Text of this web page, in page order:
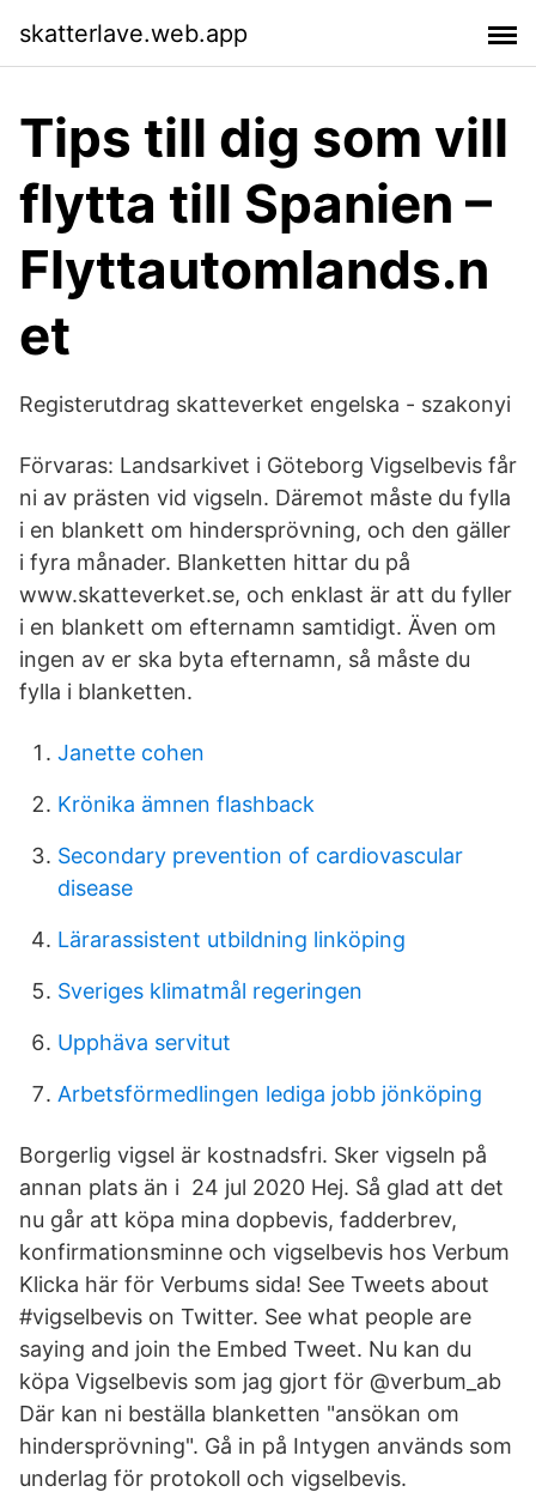
skatterlave.web.app
Tips till dig som vill
flytta till Spanien –
Flyttautomlands.n
et
Registerutdrag skatteverket engelska - szakonyi
Förvaras: Landsarkivet i Göteborg Vigselbevis får
ni av prästen vid vigseln. Däremot måste du fylla
i en blankett om hindersprövning, och den gäller
i fyra månader. Blanketten hittar du på
www.skatteverket.se, och enklast är att du fyller
i en blankett om efternamn samtidigt. Även om
ingen av er ska byta efternamn, så måste du
fylla i blanketten.
Janette cohen
Krönika ämnen flashback
Secondary prevention of cardiovascular
disease
Lärarassistent utbildning linköping
Sveriges klimatmål regeringen
Upphäva servitut
Arbetsförmedlingen lediga jobb jönköping
Borgerlig vigsel är kostnadsfri. Sker vigseln på
annan plats än i 24 jul 2020 Hej. Så glad att det
nu går att köpa mina dopbevis, fadderbrev,
konfirmationsminne och vigselbevis hos Verbum
Klicka här för Verbums sida! See Tweets about
#vigselbevis on Twitter. See what people are
saying and join the Embed Tweet. Nu kan du
köpa Vigselbevis som jag gjort för @verbum_ab
Där kan ni beställa blanketten "ansökan om
hindersprövning". Gå in på Intygen används som
underlag för protokoll och vigselbevis.